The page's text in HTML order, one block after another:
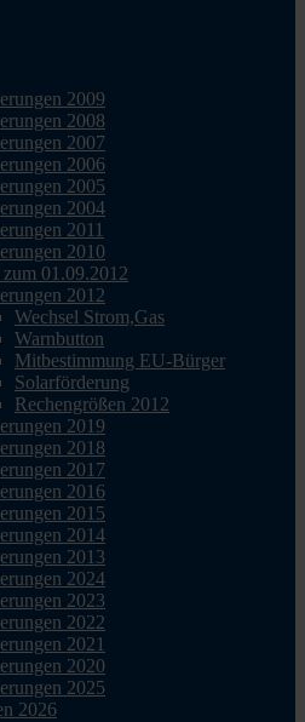
2009
2008
2007
2006
2005
2004
2011
2010
01.09.2012
2012
Wechsel Strom,Gas
Warnbutton
Mitbestimmung EU-Bürger
Solarförderung
Rechengrößen 2012
2019
2018
2017
2016
2015
2014
2013
2024
2023
2022
2021
2020
2025
2026